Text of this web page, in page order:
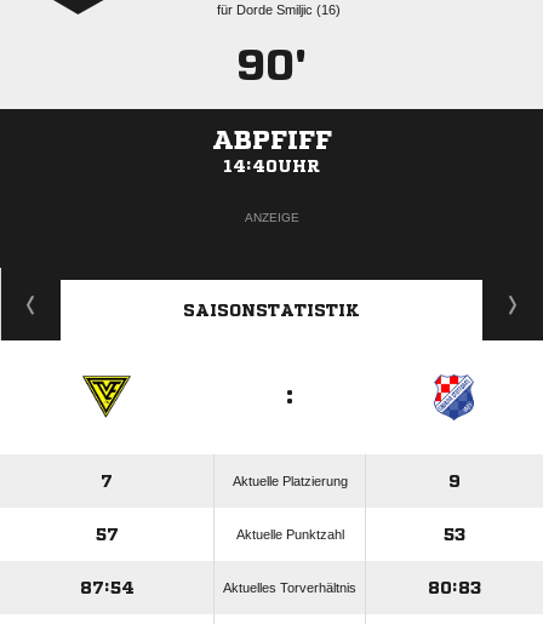
für   
90'
ABPFIFF
14:40UHR
ANZEIGE
SAISONSTATISTIK
:
7 Aktuelle Platzierung 9
57 Aktuelle Punktzahl 53
87:54 Aktuelles Torverhältnis 80:83